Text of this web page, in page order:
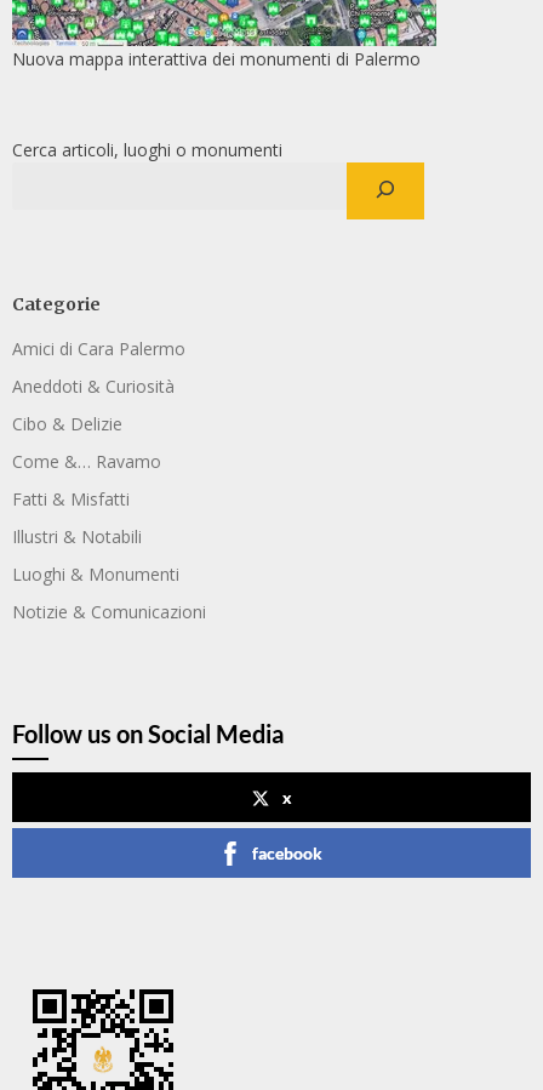
Nuova mappa interattiva dei monumenti di Palermo
Cerca articoli, luoghi o monumenti
Categorie
Amici di Cara Palermo
Aneddoti & Curiosità
Cibo & Delizie
Come &… Ravamo
Fatti & Misfatti
Illustri & Notabili
Luoghi & Monumenti
Notizie & Comunicazioni
Follow us on Social Media
x
facebook